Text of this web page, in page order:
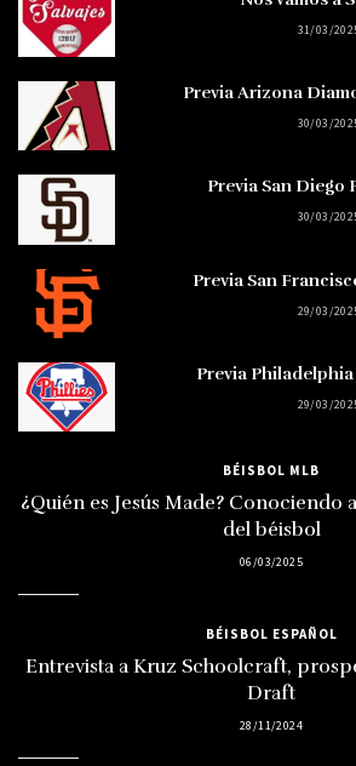
31/03/
Previa Arizona
30/03/
Previa San Diego
30/03/
Previa San
29/03/
Previa
29/03/
BÉISBOL MLB
¿Quién es Jesús Made? Conociendo
del béisbol
06/03/2025
BÉISBOL ESPAÑOL
Entrevista a Kruz Schoolcraft,
Draft
28/11/2024